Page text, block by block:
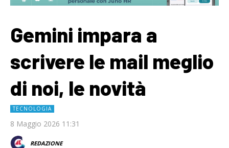
Gemini impara a
scrivere le mail meglio
di noi, le novità
TECNOLOGIA
8 Maggio 2026 11:31
REDAZIONE